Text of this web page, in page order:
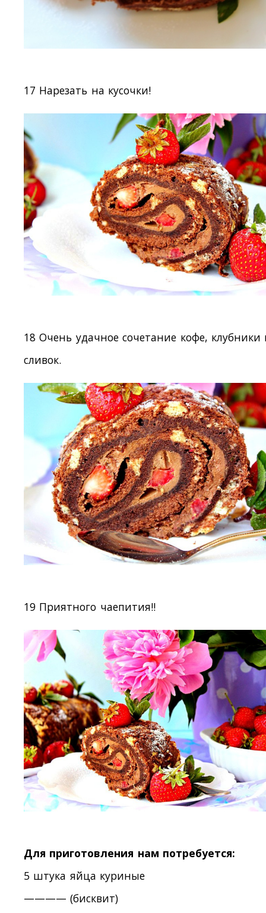
17 Нарезать на кусочки!
18 Очень удачное сочетание кофе, клубники
сливок.
19 Приятного чаепития!!
Для приготовления нам потребуется:
5 штука яйца куриные
———— (бисквит)